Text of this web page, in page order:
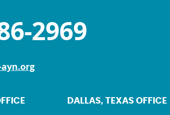
2969
DALLAS, TEXAS OFFICE